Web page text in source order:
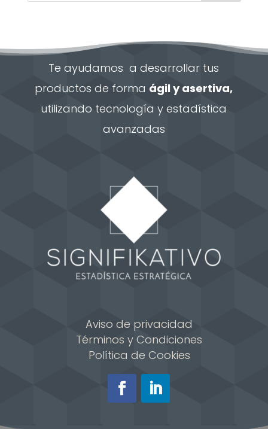
Te ayudamos a desarrollar tus
productos de forma ágil y asertiva,
utilizando tecnología y estadística
avanzadas
Aviso de privacidad
Términos y Condiciones
Política de Cookies